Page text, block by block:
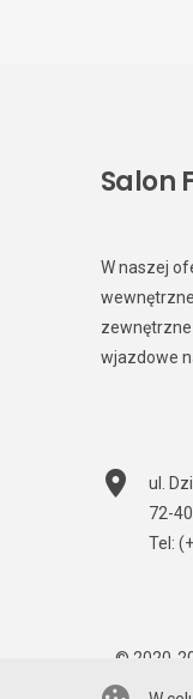
Salon
W naszej
wjazdowe
ul.
72-
Tel:
© 2020-